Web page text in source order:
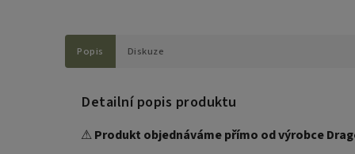
Popis Diskuze
Detailní popis produktu
⚠Produkt objednáváme přímo od výrobce